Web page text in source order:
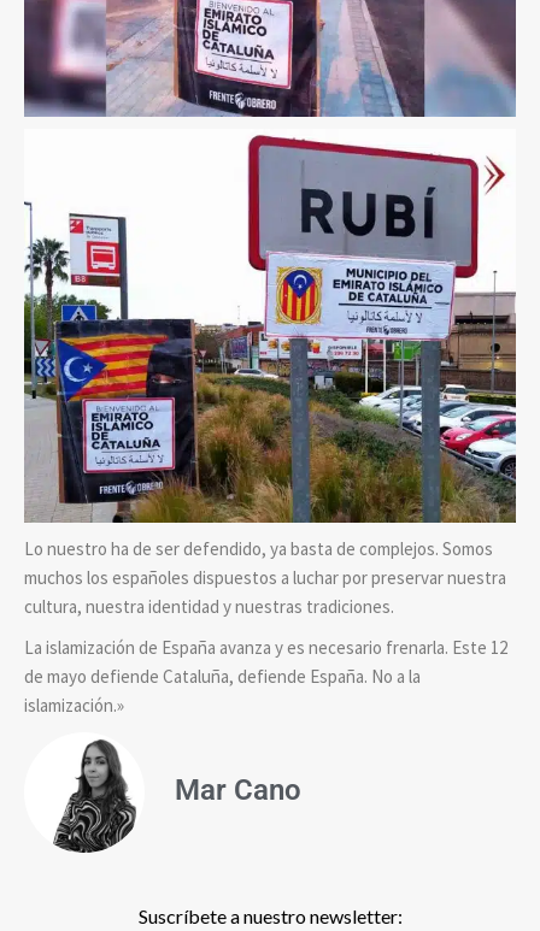
Lo nuestro ha de ser defendido, ya basta de complejos. Somos
muchos los españoles dispuestos a luchar por preservar nuestra
cultura, nuestra identidad y nuestras tradiciones.
La islamización de España avanza y es necesario frenarla. Este 12
de mayo defiende Cataluña, defiende España. No a la
islamización.»
Mar Cano
Suscríbete a nuestro newsletter: